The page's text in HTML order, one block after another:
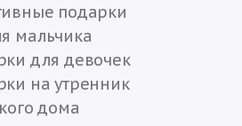
подарки
мальчика
для девочек
на утренник
дома